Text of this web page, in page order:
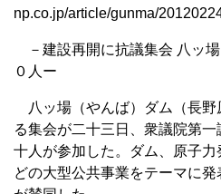
np.co.jp/article/gunma/
－建設再開に抗議集会 八ッ
０人ー
八ッ場（やんば）ダム（長野
る集会が二十三日、衆議院第
十人が参加した。ダム、原子
どの大型公共事業をテーマに